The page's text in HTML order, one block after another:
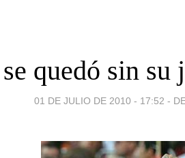
quedó sin
01 DE JULIO DE 2010 - 17:52 -